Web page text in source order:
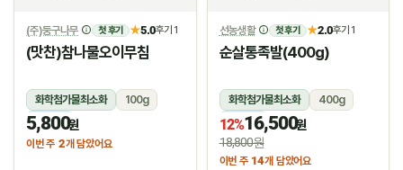
(주)둥구나무 첫 후기 ★5.0후기 1
(맛찬)참나물오이무침
화학첨가물최소화
100g
냉장
5,800원
이번 주 2개 담았어요
선농생활 첫 후기 ★2.0후기 1
순살통족발(400g)
화학첨가물최소화
400g
냉장
12%16,500원
18,800원
이번 주 14개 담았어요